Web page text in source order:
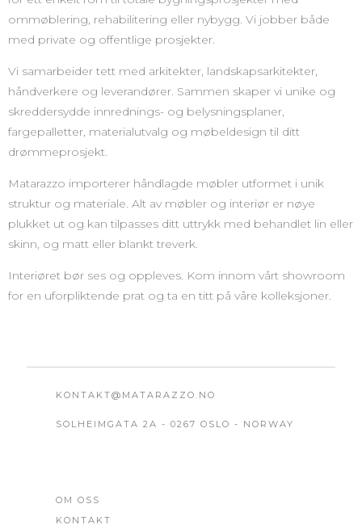
ommøblering, rehabilitering eller nybygg. Vi jobber både
med private og offentlige prosjekter.
Vi samarbeider tett med arkitekter, landskapsarkitekter,
håndverkere og leverandører. Sammen skaper vi unike og
skreddersydde innrednings- og belysningsplaner,
fargepalletter, materialutvalg og møbeldesign til ditt
drømmeprosjekt.
Matarazzo importerer håndlagde møbler utformet i unik
struktur og materiale. Alt av møbler og interiør er nøye
plukket ut og kan tilpasses ditt uttrykk med behandlet lin eller
skinn, og matt eller blankt treverk.
Interiøret bør ses og oppleves. Kom innom vårt showroom
for en uforpliktende prat og ta en titt på våre kolleksjoner.
KONTAKT@MATARAZZO.NO
SOLHEIMGATA 2A - 0267 OSLO - NORWAY
OM OSS
KONTAKT